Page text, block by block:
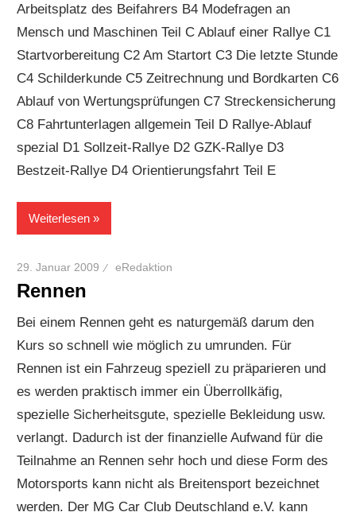
Arbeitsplatz des Beifahrers B4 Modefragen an
Mensch und Maschinen Teil C Ablauf einer Rallye C1
Startvorbereitung C2 Am Startort C3 Die letzte Stunde
C4 Schilderkunde C5 Zeitrechnung und Bordkarten C6
Ablauf von Wertungsprüfungen C7 Streckensicherung
C8 Fahrtunterlagen allgemein Teil D Rallye-Ablauf
spezial D1 Sollzeit-Rallye D2 GZK-Rallye D3
Bestzeit-Rallye D4 Orientierungsfahrt Teil E
Weiterlesen
29. Januar 2009 eRedaktion
Rennen
Bei einem Rennen geht es naturgemäß darum den
Kurs so schnell wie möglich zu umrunden. Für
Rennen ist ein Fahrzeug speziell zu präparieren und
es werden praktisch immer ein Überrollkäfig,
spezielle Sicherheitsgute, spezielle Bekleidung usw.
verlangt. Dadurch ist der finanzielle Aufwand für die
Teilnahme an Rennen sehr hoch und diese Form des
Motorsports kann nicht als Breitensport bezeichnet
werden. Der MG Car Club Deutschland e.V. kann